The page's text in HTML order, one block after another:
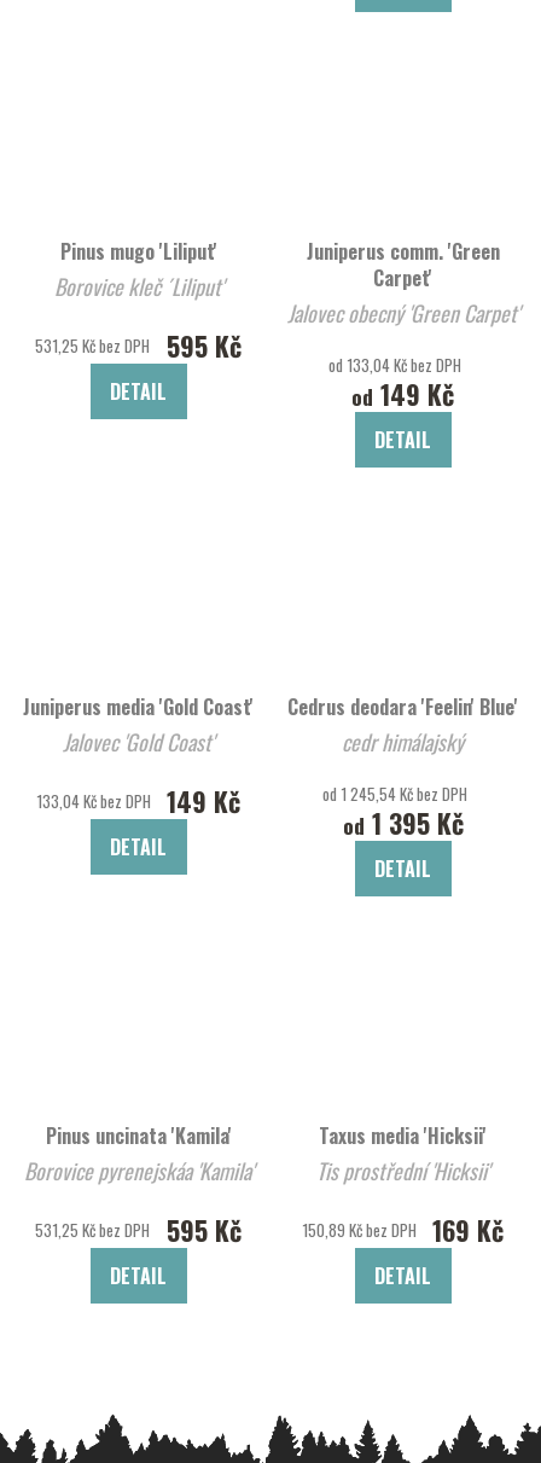
Pinus mugo 'Liliput'
Borovice kleč ´Liliput'
531,25 Kč bez DPH 595 Kč
DETAIL
Juniperus comm. 'Green
Carpet'
Jalovec obecný 'Green Carpet'
od 133,04 Kč bez DPH
od 149 Kč
DETAIL
Juniperus media 'Gold Coast'
Jalovec 'Gold Coast'
133,04 Kč bez DPH 149 Kč
DETAIL
Cedrus deodara 'Feelin' Blue'
cedr himálajský
od 1 245,54 Kč bez DPH
od 1 395 Kč
DETAIL
Pinus uncinata 'Kamila'
Borovice pyrenejskáa 'Kamila'
531,25 Kč bez DPH 595 Kč
DETAIL
Taxus media 'Hicksii'
Tis prostřední 'Hicksii'
150,89 Kč bez DPH 169 Kč
DETAIL